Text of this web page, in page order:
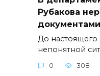
Рубакова
До настоящего
непонятной
0 308